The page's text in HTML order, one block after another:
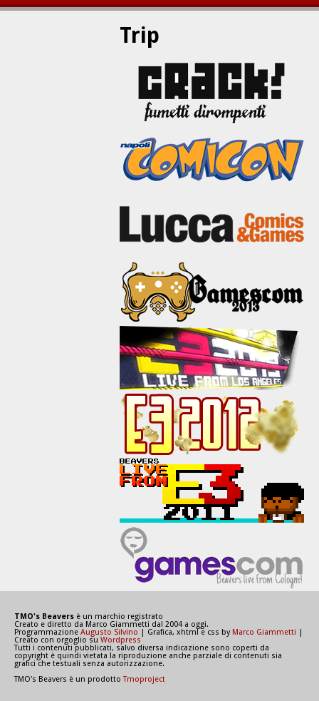
Trip
TMO's Beavers è un marchio registrato
Creato e diretto da Marco Giammetti dal 2004 a oggi.
Programmazione Augusto Silvino | Grafica, xhtml e css byMarco Giammetti
Creato con orgoglio su Wordpress
Tutti i contenuti pubblicati, salvo diversa indicazione sono coperti da
copyright è quindi vietata la riproduzione anche parziale di contenuti sia
grafici che testuali senza autorizzazione.
TMO's Beavers è un prodottoTmoproject